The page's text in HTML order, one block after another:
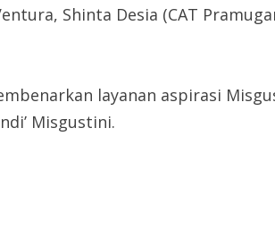
Shinta Desia (CAT
layanan aspirasi
Misgustini.